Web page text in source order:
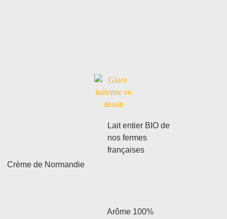
Crème de Normandie
Lait entier BIO de
nos fermes
françaises
Arôme 100%